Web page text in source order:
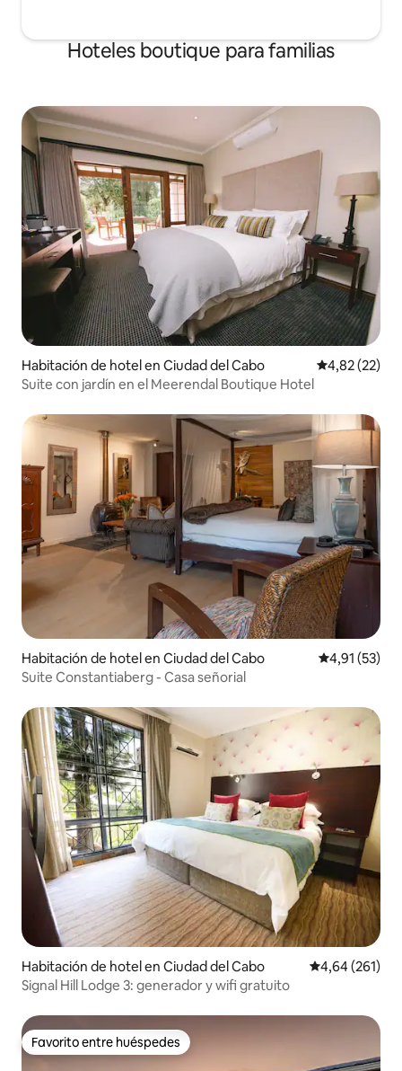
Hoteles boutique para familias
Habitación de hotel en Ciudad del Cabo Calificación
4,82 (22)
Suite con jardín en el Meerendal Boutique Hotel
Habitación de hotel en Ciudad del Cabo Calificación
4,91 (53)
Suite Constantiaberg - Casa señorial
Habitación de hotel en Ciudad del Cabo Calificación
4,64 (261)
Signal Hill Lodge 3: generador y wifi gratuito
Favorito entre huéspedes
Favorito entre huéspedes